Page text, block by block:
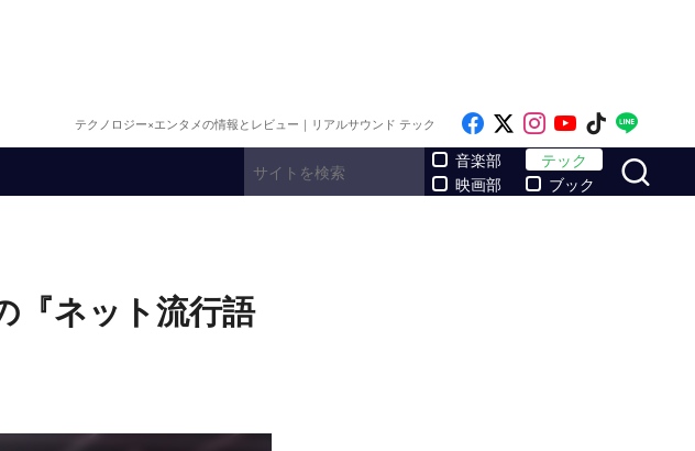
テクノロジー×エンタメの情報とレビュー｜リアルサウンド テック Like on Facebook
Follow on x
Follow on
Follow on
Follow
音楽部
映画部
テック
ブック
『ネット流行語